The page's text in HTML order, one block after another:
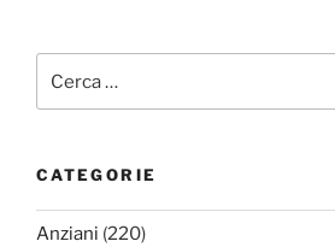
CATEGORIE
Anziani (220)